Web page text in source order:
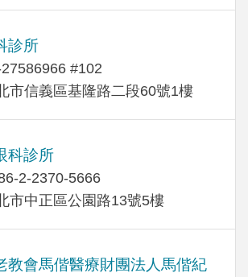
診所
#102
市信義區基隆路二段60號1樓
科診所
2-2370-5666
市中正區公園路13號5樓
教會馬偕醫療財團法人馬偕紀